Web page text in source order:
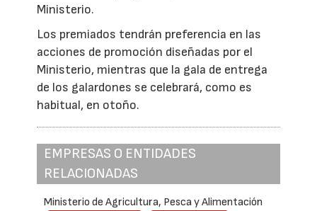
Ministerio.
Los premiados tendrán preferencia en las
acciones de promoción diseñadas por el
Ministerio, mientras que la gala de entrega
de los galardones se celebrará, como es
habitual, en otoño.
EMPRESAS O ENTIDADES
RELACIONADAS
Ministerio de Agricultura, Pesca y Alimentación